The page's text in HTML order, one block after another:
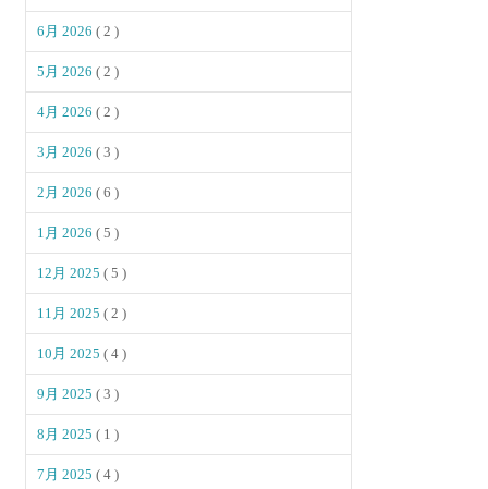
6月 2026( 2 )
5月 2026( 2 )
4月 2026( 2 )
3月 2026( 3 )
2月 2026( 6 )
1月 2026( 5 )
12月 2025( 5 )
11月 2025( 2 )
10月 2025( 4 )
9月 2025( 3 )
8月 2025( 1 )
7月 2025( 4 )